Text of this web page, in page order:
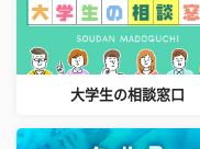
大学生の相談窓口